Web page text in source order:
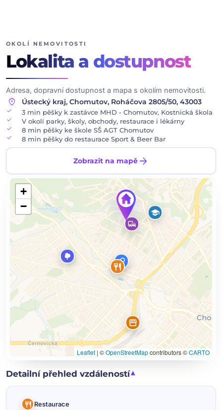
OKOLÍ NEMOVITOSTI
Lokalita a dostupnost
Adresa, dopravní dostupnost a mapa s okolím nemovitosti.
location_on Ústecký kraj, Chomutov, Roháčova 2805/50, 43003
check
3 min pěšky k zastávce MHD - Chomutov, Kostnická škola
check
V okolí parky, školy, obchody, restaurace i lékárny
check
8 min pěšky ke škole SŠ AGT Chomutov
check
8 min pěšky do restaurace Sport & Beer Bar
Zobrazit na mapěarrow_forward
+
−
Leaflet | ©OpenStreetMapcontributors ©CARTO
Detailní přehled vzdáleností
Restaurace